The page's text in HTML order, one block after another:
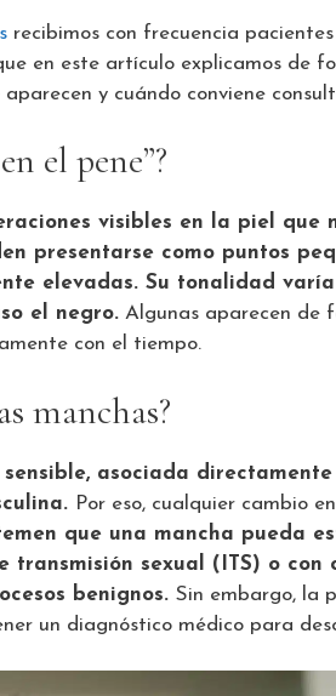
recibimos con frecuencia
en este artículo explicamos de
y cuándo conviene
el pene”?
visibles en la piel que
presentarse como puntos
elevadas. Su tonalidad
el negro. Algunas aparecen de
con el tiempo.
manchas?
asociada
Por eso, cualquier cambio
que una mancha pueda
transmisión sexual (ITS) o con
benignos.Sin embargo, la
un diagnóstico médico para